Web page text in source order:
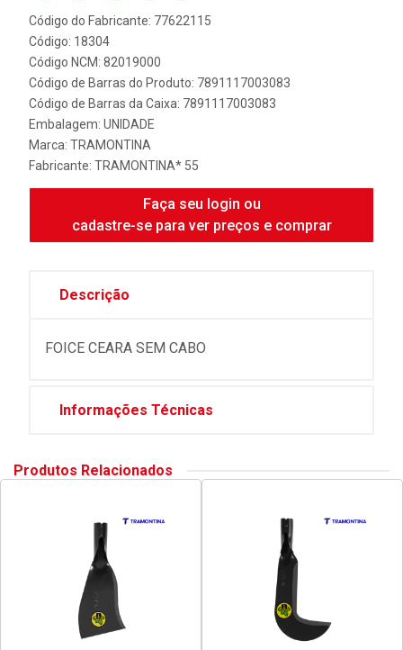
Código do Fabricante: 77622115
Código: 18304
Código NCM: 82019000
Código de Barras do Produto: 7891117003083
Código de Barras da Caixa: 7891117003083
Embalagem: UNIDADE
Marca: TRAMONTINA
Fabricante: TRAMONTINA* 55
Faça seu login ou
cadastre-se para ver preços e comprar
Descrição
FOICE CEARA SEM CABO
Informações Técnicas
Produtos Relacionados